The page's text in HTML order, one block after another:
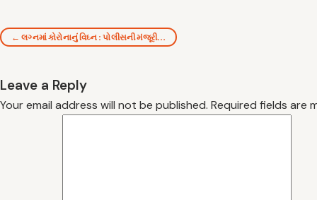
← લગ્નમાં કોરોનાનું વિઘ્ન : પોલીસની મંજૂરી…
Leave a Reply
Your email address will not be published. Required fields are